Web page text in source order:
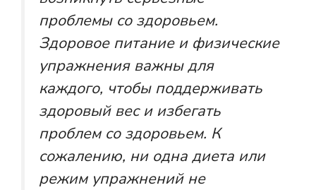
проблемы со здоровьем.
Здоровое питание и физические
упражнения важны для
каждого, чтобы поддерживать
здоровый вес и избегать
проблем со здоровьем. К
сожалению, ни одна диета или
режим упражнений не